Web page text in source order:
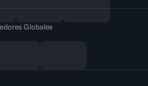
Globales